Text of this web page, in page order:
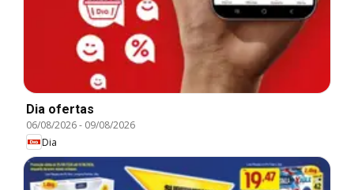
Dia ofertas
06/08/2026- 09/08/2026
Dia